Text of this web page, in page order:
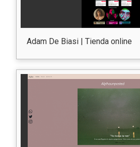
Adam De Biasi | Tienda online